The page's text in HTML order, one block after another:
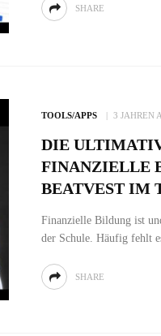
SHARE
TOOLS/APPS 3 JAHREN
DIE
FINANZIELLE
BEATVEST IM
Finanzielle Bildung ist
der Schule. Häufig fehlt
SHARE